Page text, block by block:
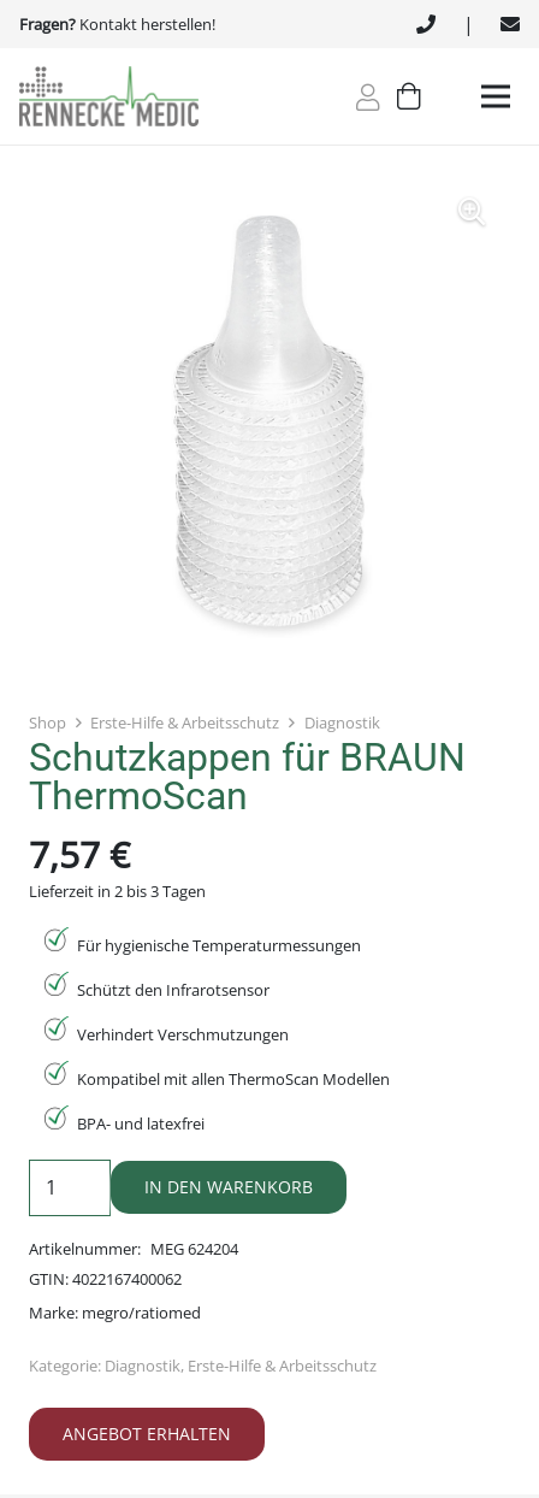
Fragen? Kontakt herstellen! |
Shop Erste-Hilfe & Arbeitsschutz Diagnostik
Schutzkappen für BRAUN
ThermoScan
7,57€
Lieferzeit in 2 bis 3 Tagen
Für hygienische Temperaturmessungen
Schützt den Infrarotsensor
Verhindert Verschmutzungen
Kompatibel mit allen ThermoScan Modellen
BPA- und latexfrei
Schutzkappen
für
BRAUN
ThermoScan
Menge
IN DEN WARENKORB
Artikelnummer: MEG 624204
GTIN:4022167400062
Marke: megro/ratiomed
Kategorie: Diagnostik, Erste-Hilfe & Arbeitsschutz
ANGEBOT ERHALTEN